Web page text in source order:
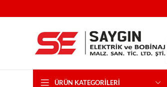
ÜRÜN KATEGORILERI